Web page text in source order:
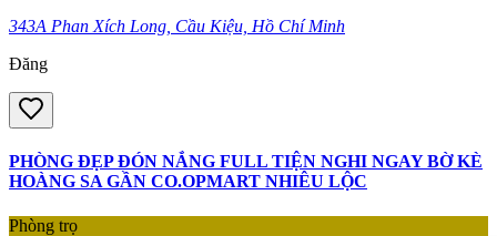
343A Phan Xích Long, Cầu Kiệu, Hồ Chí Minh
Đăng
PHÒNG ĐẸP ĐÓN NẮNG FULL TIỆN NGHI NGAY BỜ KÈ
HOÀNG SA GẦN CO.OPMART NHIÊU LỘC
Phòng trọ